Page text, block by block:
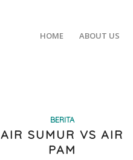
HOME ABOUT US
BERITA
AIR SUMUR VS AIR
PAM